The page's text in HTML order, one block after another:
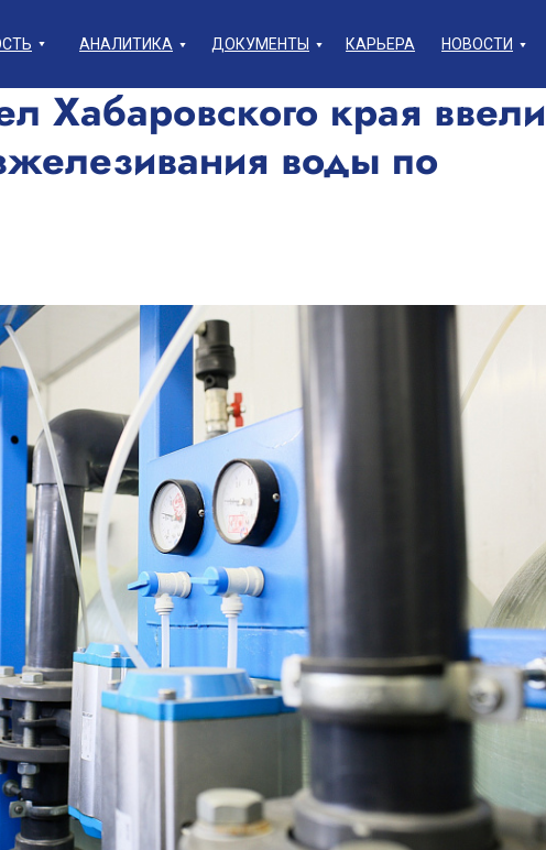
АНАЛИТИКА ДОКУМЕНТЫ КАРЬЕРА НОВОСТИ
Хабаровского края ввели
воды по